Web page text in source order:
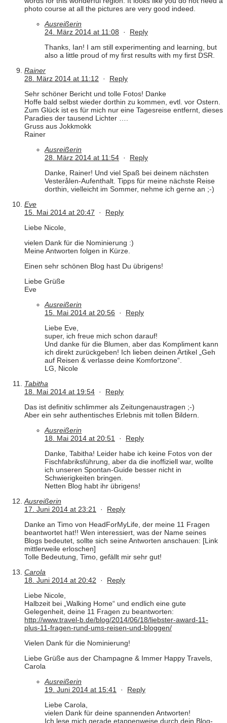
photo course at all the pictures are very good indeed.
Ausreißerin
24. März 2014 at 11:08 · Reply
Thanks, Ian! I am still experimenting and learning, but
also a little proud of my first results with my first DSR.
Rainer
28. März 2014 at 11:12 · Reply
Sehr schöner Bericht und tolle Fotos! Danke
Hoffe bald selbst wieder dorthin zu kommen, evtl. vor Ostern.
Zum Glück ist es für mich nur eine Tagesreise entfernt, dieses
Paradies der tausend Lichter ….
Gruss aus Jokkmokk
Rainer
Ausreißerin
28. März 2014 at 11:54 · Reply
Danke, Rainer! Und viel Spaß bei deinem nächsten
Vesterålen-Aufenthalt. Tipps für meine nächste Reise
dorthin, vielleicht im Sommer, nehme ich gerne an ;-)
Eve
15. Mai 2014 at 20:47 · Reply
Liebe Nicole,
vielen Dank für die Nominierung :)
Meine Antworten folgen in Kürze.
Einen sehr schönen Blog hast Du übrigens!
Liebe Grüße
Eve
Ausreißerin
15. Mai 2014 at 20:56 · Reply
Liebe Eve,
super, ich freue mich schon darauf!
Und danke für die Blumen, aber das Kompliment kann
ich direkt zurückgeben! Ich lieben deinen Artikel „Geh
auf Reisen & verlasse deine Komfortzone“.
LG, Nicole
Tabitha
18. Mai 2014 at 19:54 · Reply
Das ist definitiv schlimmer als Zeitungenaustragen ;-)
Aber ein sehr authentisches Erlebnis mit tollen Bildern.
Ausreißerin
18. Mai 2014 at 20:51
· Reply
Danke, Tabitha! Leider habe ich keine Fotos von der
Fischfabriksführung, aber da die inoffiziell war, wollte
ich unseren Spontan-Guide besser nicht in
Schwierigkeiten bringen.
Netten Blog habt ihr übrigens!
Ausreißerin
17. Juni 2014 at 23:21
· Reply
Danke an Timo von HeadForMyLife, der meine 11 Fragen
beantwortet hat!! Wen interessiert, was der Name seines
Blogs bedeutet, sollte sich seine Antworten anschauen: [Link
mittlerweile erloschen]
Tolle Bedeutung, Timo, gefällt mir sehr gut!
Carola
18. Juni 2014 at 20:42 · Reply
Liebe Nicole,
Halbzeit bei „Walking Home“ und endlich eine gute
Gelegenheit, deine 11 Fragen zu beantworten:
http://www.travel-b.de/blog/2014/06/18/liebster-award-11-
plus-11-fragen-rund-ums-reisen-und-bloggen/
Vielen Dank für die Nominierung!
Liebe Grüße aus der Champagne & Immer Happy Travels,
Carola
Ausreißerin
19. Juni 2014 at 15:41
· Reply
Liebe Carola,
vielen Dank für deine spannenden Antworten!
Ich lese mich gerade etappenweise durch dein Blog-